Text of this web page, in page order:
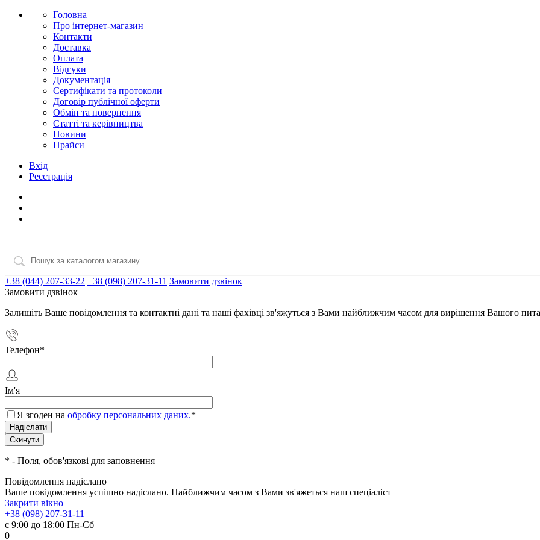
Головна
Про інтернет-магазин
Контакти
Доставка
Оплата
Відгуки
Документація
Сертифікати та протоколи
Договір публічної оферти
Обмін та повернення
Статті та керівництва
Новини
Прайси
Вхід
Реєстрація
+38 (044) 207-33-22 +38 (098) 207-31-11 Замовити дзвінок
Замовити дзвінок
Залишіть Ваше повідомлення та контактні дані та наші фахівці зв'яжуться з Вами найближчим часом для вирішення Вашого
Телефон*
Ім'я
Я згоден на обробку персональних даних.*
* - Поля, обов'язкові для заповнення
Повідомлення надіслано
Ваше повідомлення успішно надіслано. Найближчим часом з Вами зв'яжеться наш спеціаліст
Закрити вікно
+38 (098) 207-31-11
с 9:00 до 18:00 Пн-Сб
0